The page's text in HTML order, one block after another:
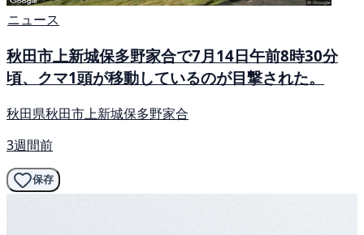
ニュース
秋田市上新城保多野家合で7月14日午前8時30分
頃、クマ1頭が移動しているのが目撃された。
秋田県秋田市上新城保多野家合
3週間前
保存